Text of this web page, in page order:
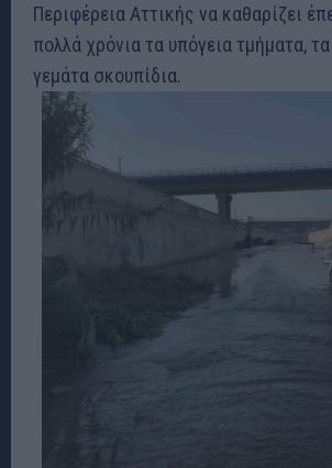
Περιφέρεια Αττικής να καθαρίζει
πολλά χρόνια τα υπόγεια τμήματα, τα
γεμάτα σκουπίδια.